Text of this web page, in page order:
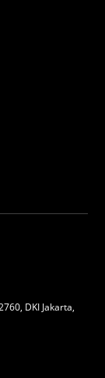
DKI Jakarta,